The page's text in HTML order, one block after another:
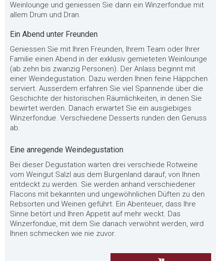
Weinlounge und geniessen Sie dann ein Winzerfondue mit
allem Drum und Dran.
Ein Abend unter Freunden
Geniessen Sie mit Ihren Freunden, Ihrem Team oder Ihrer
Familie einen Abend in der exklusiv gemieteten Weinlounge
(ab zehn bis zwanzig Personen). Der Anlass beginnt mit
einer Weindegustation. Dazu werden Ihnen feine Häppchen
serviert. Ausserdem erfahren Sie viel Spannende über die
Geschichte der historischen Räumlichkeiten, in denen Sie
bewirtet werden. Danach erwartet Sie ein ausgiebiges
Winzerfondue. Verschiedene Desserts runden den Genuss
ab.
Eine anregende Weindegustation
Bei dieser Degustation warten drei verschiede Rotweine
vom Weingut Salzl aus dem Burgenland darauf, von Ihnen
entdeckt zu werden. Sie werden anhand verschiedener
Flacons mit bekannten und ungewöhnlichen Düften zu den
Rebsorten und Weinen geführt. Ein Abenteuer, dass Ihre
Sinne betört und Ihren Appetit auf mehr weckt. Das
Winzerfondue, mit dem Sie danach verwöhnt werden, wird
Ihnen schmecken wie nie zuvor.